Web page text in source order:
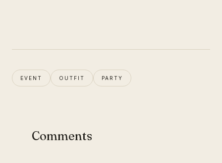
EVENT OUTFIT PARTY
Comments